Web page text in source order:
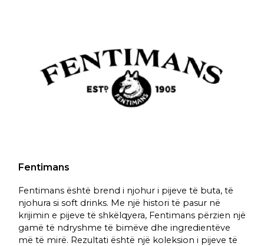
Fentimans
Fentimans është brend i njohur i pijeve të buta, të
njohura si soft drinks. Me një histori të pasur në
krijimin e pijeve të shkëlqyera, Fentimans përzien një
gamë të ndryshme të bimëve dhe ingredientëve
më të mirë. Rezultati është një koleksion i pijeve të